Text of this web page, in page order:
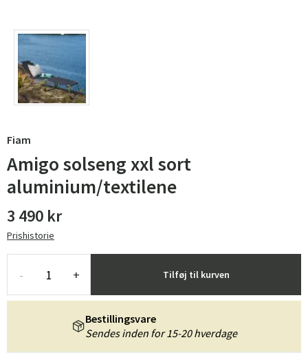
Fiam
Amigo solseng xxl sort
aluminium/textilene
3 490 kr
Prishistorie
- + Tilføj til kurven
Bestillingsvare
Sendes inden for 15-20 hverdage